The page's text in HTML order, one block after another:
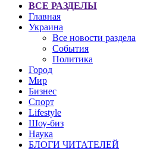
ВСЕ РАЗДЕЛЫ
Главная
Украина
Все новости раздела
События
Политика
Город
Мир
Бизнес
Спорт
Lifestyle
Шоу-биз
Наука
БЛОГИ ЧИТАТЕЛЕЙ